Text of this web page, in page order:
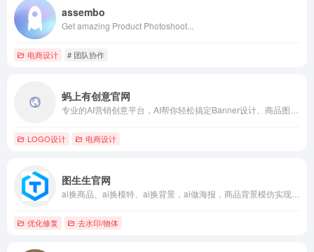
assembo
Get amazing Product Photoshoot...
电商设计 # 团队协作
蚂上有创意官网
LOGO设计 电商设计
图生生官网
优化修复 去水印/物体